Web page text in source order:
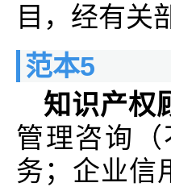
目，经有关
范本5
知识产权
管理咨询
务；企业信